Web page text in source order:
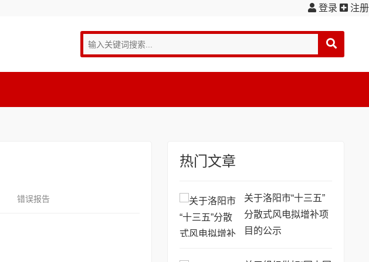
登录 注册
错误报告
热门文章
关于洛阳市“十三五”
分散式风电拟增补项
目的公示